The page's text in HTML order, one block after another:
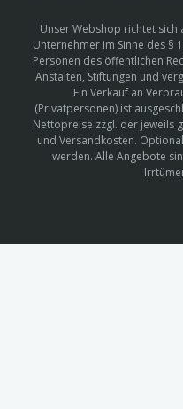
Unser Webshop richtet sich
Unternehmer im Sinne des §
Personen des öffentlichen
Anstalten, Stiftungen und
Ein Verkauf an
(Privatpersonen) ist
Nettopreise zzgl. der jeweils
und Versandkosten.
werden. Alle Angebote